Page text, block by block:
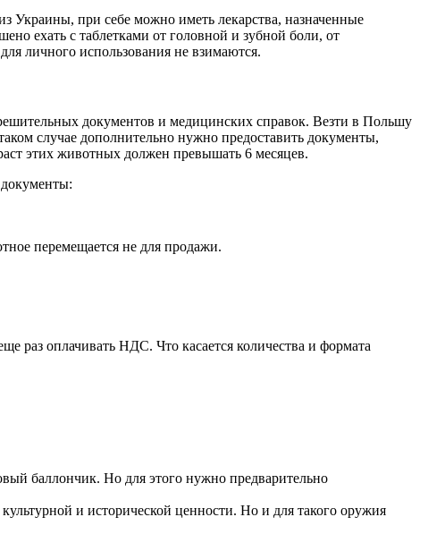
Украины, при себе можно иметь лекарства, назначенные
ехать с таблетками от головной и зубной боли, от
личного использования не взимаются.
документов и медицинских справок. Везти в Польшу
случае дополнительно нужно предоставить документы,
этих животных должен превышать 6 месяцев.
перемещается не для продажи.
раз оплачивать НДС. Что касается количества и формата
баллончик. Но для этого нужно предварительно
и исторической ценности. Но и для такого оружия